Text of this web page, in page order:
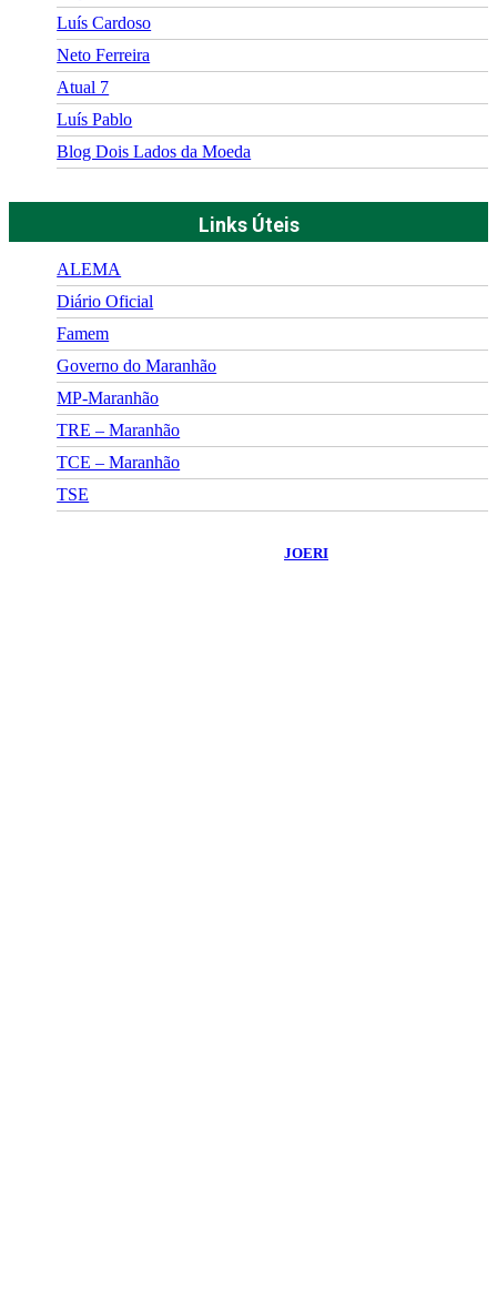
Luís Cardoso
Neto Ferreira
Atual 7
Luís Pablo
Blog Dois Lados da Moeda
Links Úteis
ALEMA
Diário Oficial
Famem
Governo do Maranhão
MP-Maranhão
TRE – Maranhão
TCE – Maranhão
TSE
JOERI